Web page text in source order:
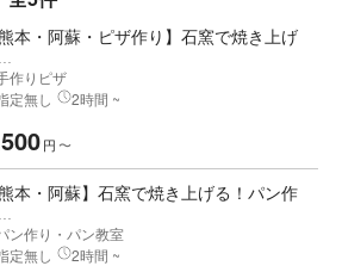
熊本・阿蘇・ピザ作り】石窯で焼き上げ
作りピザ
定無し
2時間 ~
円 〜
熊本・阿蘇】石窯で焼き上げる！パン作
ン作り・パン教室
定無し
2時間 ~